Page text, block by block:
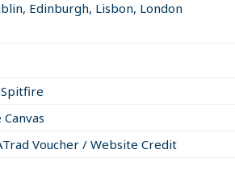
Edinburgh, Lisbon, London
Voucher / Website Credit